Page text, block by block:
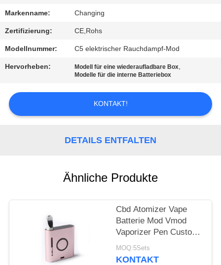
NACHRICHTEN
ALLE
FÄLLE
REFERENZEN
SITEMAP
Markenname: Changing
Zertifizierung: CE,Rohs
Modellnummer: C5 elektrischer Rauchdampf-Mod
Hervorheben: Modell für eine wiederaufladbare Box,
Modelle für die interne Batteriebox
KONTAKT!
DETAILS ENTFALTEN
Ähnliche Produkte
Cbd Atomizer Vape
Batterie Mod Vmod
Vaporizer Pen Custom
Logo Metallmaterial
MOQ:5Sets
KONTAKT